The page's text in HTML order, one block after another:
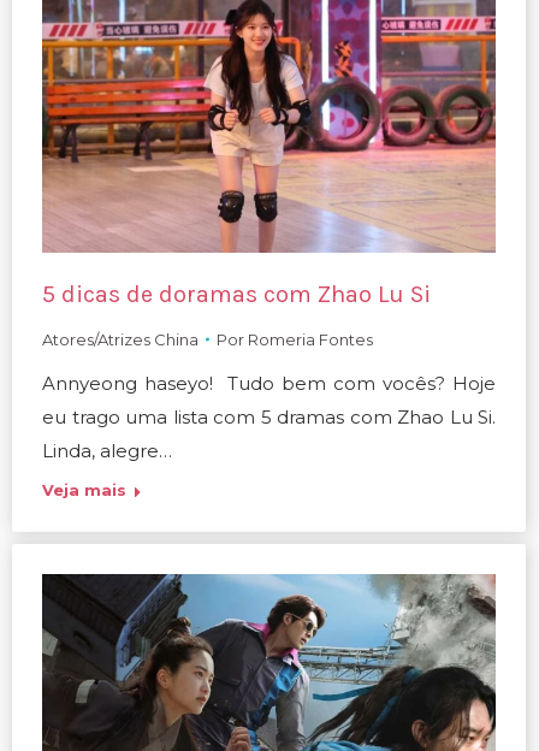
5 dicas de doramas com Zhao Lu Si
Atores/Atrizes China Por Romeria Fontes
Annyeong haseyo! Tudo bem com vocês? Hoje
eu trago uma lista com 5 dramas com Zhao Lu Si.
Linda, alegre…
Veja mais